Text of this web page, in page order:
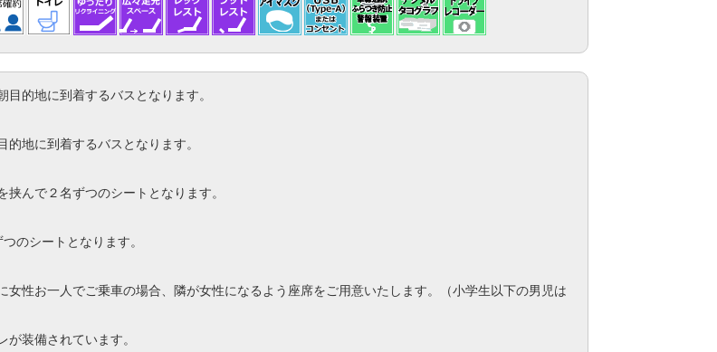
目的地に到着するバスとなります。
的地に到着するバスとなります。
挟んで２名ずつのシートとなります。
のシートとなります。
女性お一人でご乗車の場合、隣が女性になるよう座席をご用意いたします。（小学生以下の男児は
が装備されています。